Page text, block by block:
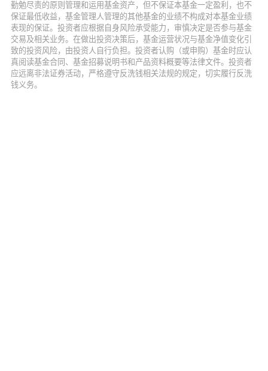
勤勉尽责的原则管理和运用基金资产，但不保证本基金一定盈利，也不
保证最低收益，基金管理人管理的其他基金的业绩不构成对本基金业绩
表现的保证。投资者应根据自身风险承受能力，审慎决定是否参与基金
交易及相关业务。在做出投资决策后，基金运营状况与基金净值变化引
致的投资风险，由投资人自行负担。投资者认购（或申购）基金时应认
真阅读基金合同、基金招募说明书和产品资料概要等法律文件。投资者
应远离非法证券活动，严格遵守反洗钱相关法规的规定，切实履行反洗
钱义务。